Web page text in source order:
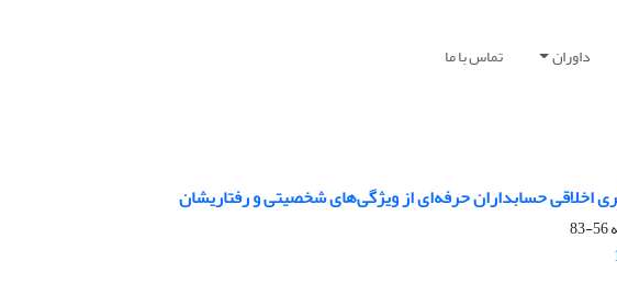
داوران تماس با ما
اخلاقی حسابداران حرفه‌ای از ویژگی‌های شخصیتی و رفتاریشان
56-83